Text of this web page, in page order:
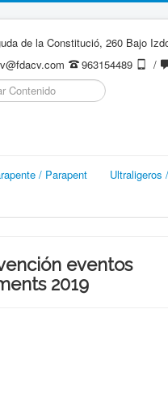
de la Constitució, 260 Bajo
963154489 /
/ Parapent
Ultraligeros
eventos
2019